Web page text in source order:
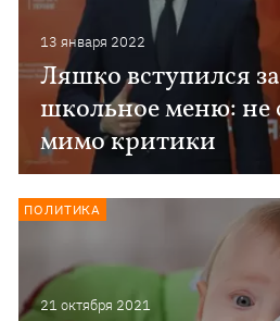
13 января 2022
Ляшко вступился
школьное меню: не
мимо критики
21 октября 2021
ПОЛИТИКА